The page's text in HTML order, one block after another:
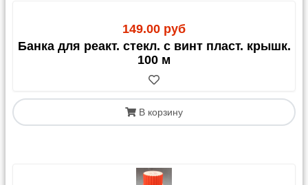
149.00 руб
Банка для реакт. стекл. с винт пласт. крышк.
100 м
В корзину